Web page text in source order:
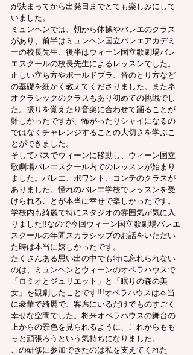
が決まってから出発日までとても楽しみにして
いました。
ミュンヘンでは、朝から体操やバレエのクラス
があり、前半はミュンヘン国立バレエアカデミ
ーの校長先生、後半はウィーン国立歌劇場バレ
エスクールの校長先生によるレッスンでした。
正しい立ち方やポールドブラ、音のとり方など
の基礎を細かく教えてくださりました。またネ
オクラシックのクラスもあり初めての挑戦でし
た。振りを覚えたり音楽に合わせて踊ることが
難しかったですが、怖がったりシャイになるの
ではなくチャレンジすることの大切さを学ぶこ
とができました。
そしてバスでウィーンに移動し、ウィーン国立
歌劇場バレエスクール内でのレッスンが始まり
ました。バレエ、ポワント、コンテのクラスが
ありました。憧れのバレエ学校でレッスンを受
けられることが本当に幸せで楽しかったです。
学校内も綺麗で特にスタジオの雰囲気が気に入
りました!!なので今回ウィーン国立歌劇場バレエ
スクールの年間スカラシップのお話をいただい
た時は本当に嬉しかったです。
たくさんある思い出の中でも特に忘れられない
のは、ミュンヘンとウィーンのオペラハウスで
「ロミオとジュリエット」と「眠りの森の美
女」を観劇したことです!!!オペラハウスは本当
に豪華で綺麗で、客席にいるだけでものすごく
幸せな空間でした。将来オペラハウスの舞台の
上からの景色を見られるように、これからもも
っと頑張ろうという気持ちになりました。
この研修に参加できたのは私を支えてくれた